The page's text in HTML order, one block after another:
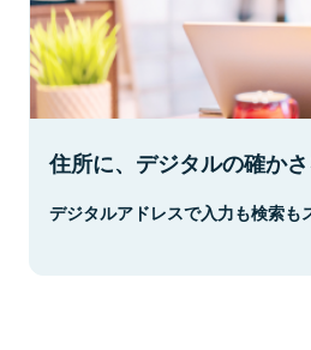
住所に、デジタルの確かさ
デジタルアドレスで入力も検索も